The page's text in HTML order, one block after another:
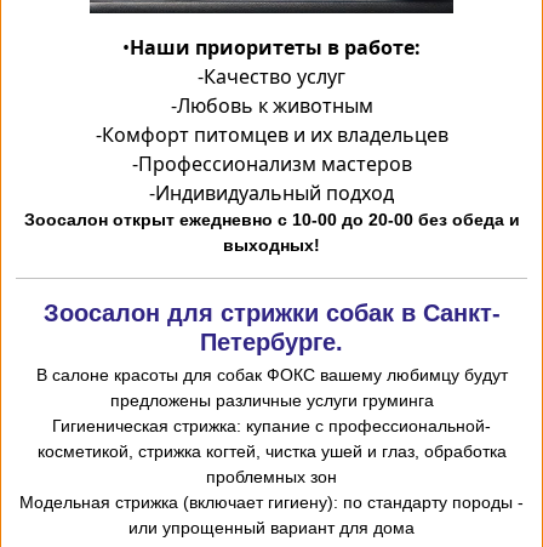
•Наши приоритеты в работе:
-Качество услуг
-Любовь к животным
-Комфорт питомцев и их владельцев
-Профессионализм мастеров
-Индивидуальный подход
Зоосалон открыт ежедневно с 10-00 до 20-00 без обеда и
выходных!
Зоосалон для стрижки собак в Санкт-
Петербурге.
В салоне красоты для собак ФОКС вашему любимцу будут
предложены различные услуги груминга
-Гигиеническая стрижка: купание с профессиональной
косметикой, стрижка когтей, чистка ушей и глаз, обработка
проблемных зон
- Модельная стрижка (включает гигиену): по стандарту породы
или упрощенный вариант для дома